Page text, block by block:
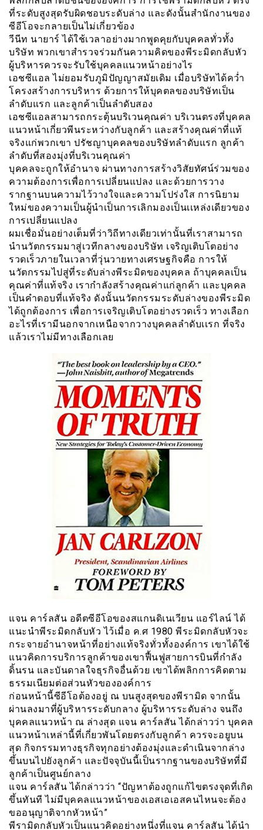
ที่ระดับสูงสุดรับผิดชอบระดับล่าง และดังนั้นสำนักงานของ
ซีอีโอจะกลายเป็นไม่เกี่ยวข้อง
วีนีท นายาร์ ได้ใช้เวลาอย่างมากพูดคุยกับบุคคลทั่วทั้ง
บริษัท พวกเขาสำรวจร่วมกันความคิดของพีระมิดกลับหัว
ผู้บริหารควรจะรับใช้บุคคลแนวหน้าอย่างไร
เอชซีแอล ไม่ยอมรับภูมิปัญญาสมัยเดิม เมื่อบริษัทได้คว่ำ
โครงสร้างการบริหาร ด้วยการให้บุคตลของบริษัทเป็น
ลำดับแรก และลูกค้าเป็นลำดับสอง
เอชซีแอลสามารถกระตุ้นบริเวนคุณค่า บริเวนตรงที่บุคคล
แนวหน้าเกี่ยวพีนระหว่างกับลูกค้า และสร้างคุณค่าที่แท้
จริงแก่พวกเขา ปรัชญาบุคคลของบริษัทลำดับแรก ลูกค้า
ลำดับที่สองมุ่งที่บริเวนคุณค่า
บุคคลจะถูกให้อำนาจ ผ่านทางการสร้างวิสัยทัศน์ร่วมของ
ความต้องการเพื่อการเปลี่ยนแปลง และด้วยการวาง
รากฐานบนความไว้วางใจและความโปร่งใส การนิยาม
ใหม่ของความเป็นผู้นำเป็นการเลิกมองเป็นเเหล่งเดียวของ
การเปลี่ยนแปลง
ผมเชื่อมั่นอย่างเต็มที่ว่าวิถีทางเดียวเท่านั้นที่เราสามารถ
นำนวัตกรรมมาสู่เวทีกลางของบริษัท เจริญเติบโตอย่าง
รวดเร็วภายในเวลาที่วุ่นวายทางเศรษฐกิจคือ การให้
นวัตกรรมไปสู่ที่ระดับล่างพีระมิดของบุคคล ถ้าบุคคลเป็น
คุณค่าที่แท้จริง เรากำลังสร้างคุณค่าแก่ลูกค้า และบุคคล
เป็นคำตอบที่แท้จริง ดังนั้นนวัตกรรมระดับล่างของพีระมิด
ได้ถูกต้องการ เพื่อการเจริญเติบโตอย่างรวดเร็ว ทางเลือก
อะไรที่เรามีนอกจากเหนือจากวางบุคคลลำดับเเรก ที่จริง
แล้วเราไม่มีทางเลือกเลย
แจน คาร์ลสัน อดีตซีอีโอของสแกนดิเนเวียน แอร์ไลน์ ได้
แนะนำพีระมิดกลับหัว ไว้เมื่อ ค.ศ 1980 พีระมิดกลับหัวจะ
กระจายอำนาจหน้าที่อย่างแท้จริงทั่วทั้งองค์การ เขาได้ใช้
แนวคิดการบริการลูกค้าของเขาฟื้นฟูสายการบินที่กำลัง
ดิ้นรน และบันดาลใจธุรกิจอื่นด้วย เขาได้พลิกการคิดตาม
ธรรมเนียมต่อส่วนหัวขององค์การ
ก่อนหน้านี้ซีอีโอต้องอยู่ ณ บนสูงสุดของพีรามิด จากนั้น
ผ่านลงมาที่ผู้บริหารระดับกลาง ผู้บริหารระดับล่าง จนถึง
บุคคลแนวหน้า ณ ล่างสุด แจน คาร์ลสัน ได้กล่าวว่า บุคคล
แนวหน้าเหล่านี้ที่เกี่ยวพันโดยตรงกับลูกค้า ควรจะอยูบน
สุด กิจกรรมทางธุรกิจทุกอย่างต้องมุ่งและดำเนินจากล่าง
ขึ้นบนไปยังลูกค้า และปัจจุบันนี้เป็นรากฐานของบริษัทที่มี
ลูกค้าเป็นศูนย์กลาง
แจน คาร์ลสัน ได้กล่าวว่า “ปัญหาต้องถูกแก้ไขตรงจุดที่เกิด
ขึ้นทันที ไม่มีบุคคลแนวหน้าของเอสเอเอสคนไหนจะต้อง
ขออนุญาติจากหัวหน้า”
พีรามิดกลับหัวเป็นแนวคิดอย่างหนึ่งที่แจน คาร์ลสัน ได้นำ